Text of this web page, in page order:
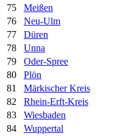
75 Meißen
76
Neu-Ulm
77
Düren
78
Unna
79
Oder-Spree
80
Plön
81
Märkischer Kreis
82
Rhein-Erft-Kreis
83
Wiesbaden
84
Wuppertal